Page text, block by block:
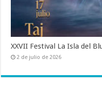
XXVII Festival La Isla del
2 de julio de 2026